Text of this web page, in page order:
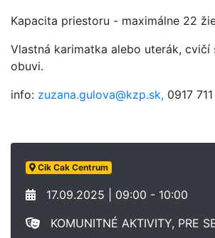
Kapacita priestoru - maximálne 22
Vlastná karimatka alebo uterák, cvičí
obuvi.
info: zuzana.gulova@kzp.sk, 0917
Cik Cak Centrum
17.09.2025 | 09:00 - 10:00
KOMUNITNÉ AKTIVITY, PRE